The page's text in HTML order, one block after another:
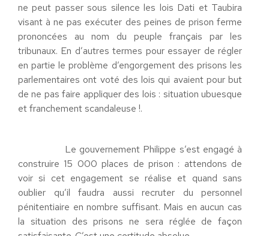
ne peut passer sous silence les lois Dati et Taubira
visant à ne pas exécuter des peines de prison ferme
prononcées au nom du peuple français par les
tribunaux. En d’autres termes pour essayer de régler
en partie le problème d’engorgement des prisons les
parlementaires ont voté des lois qui avaient pour but
de ne pas faire appliquer des lois : situation ubuesque
et franchement scandaleuse !.
Le gouvernement Philippe s’est engagé à
construire 15 000 places de prison : attendons de
voir si cet engagement se réalise et quand sans
oublier qu’il faudra aussi recruter du personnel
pénitentiaire en nombre suffisant. Mais en aucun cas
la situation des prisons ne sera réglée de façon